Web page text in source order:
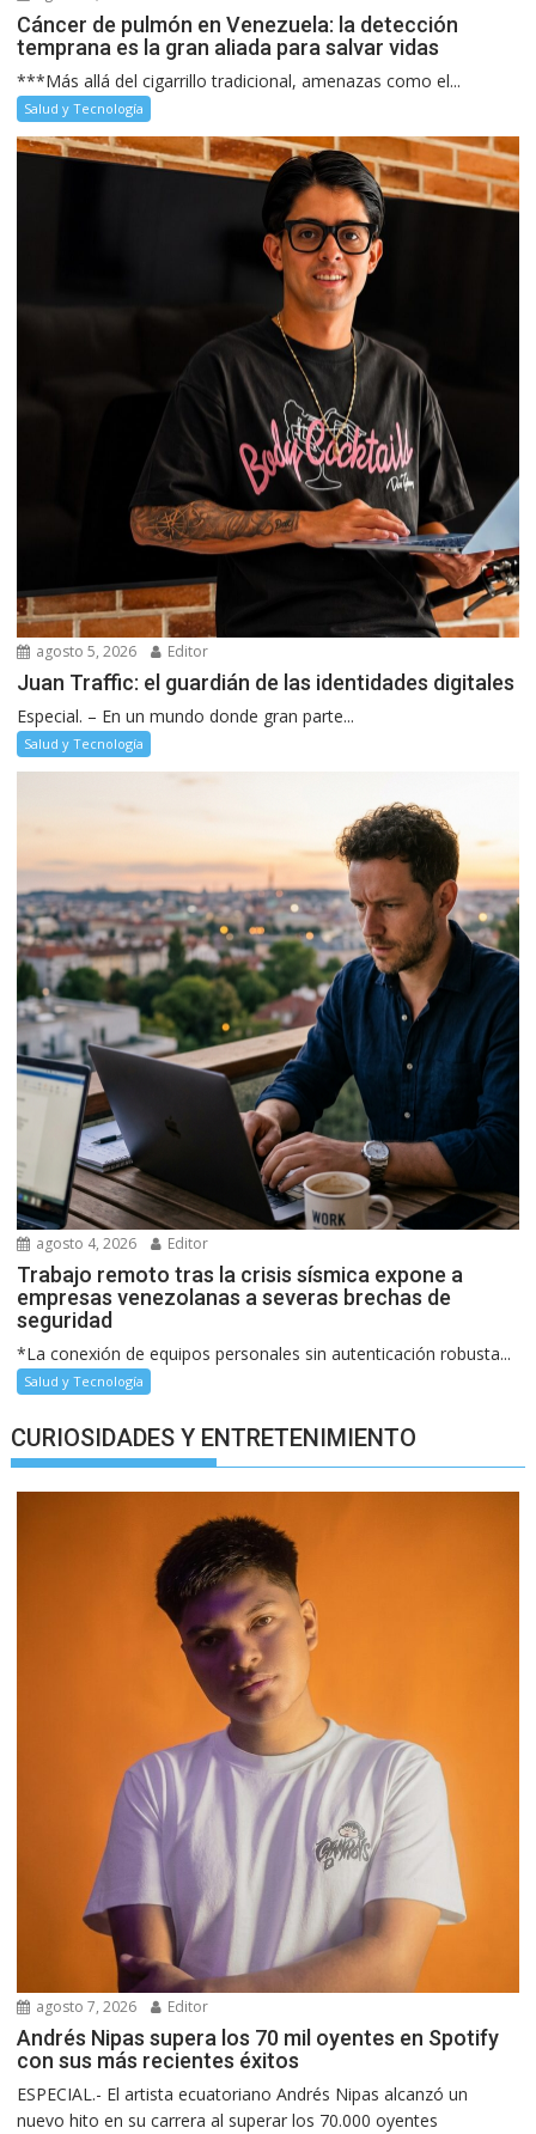
Cáncer de pulmón en Venezuela: la detección
temprana es la gran aliada para salvar vidas
***Más allá del cigarrillo tradicional, amenazas como el...
Salud y Tecnología
agosto 5, 2026 Editor
Juan Traffic: el guardián de las identidades digitales
Especial. – En un mundo donde gran parte...
Salud y Tecnología
agosto 4, 2026 Editor
Trabajo remoto tras la crisis sísmica expone a
empresas venezolanas a severas brechas de
seguridad
*La conexión de equipos personales sin autenticación robusta...
Salud y Tecnología
CURIOSIDADES Y ENTRETENIMIENTO
agosto 7, 2026 Editor
Andrés Nipas supera los 70 mil oyentes en Spotify
con sus más recientes éxitos
ESPECIAL.- El artista ecuatoriano Andrés Nipas alcanzó un
nuevo hito en su carrera al superar los 70.000 oyentes